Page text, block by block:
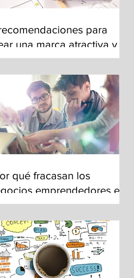
para
una marca atractiva y
qué fracasan los
emprendedores en